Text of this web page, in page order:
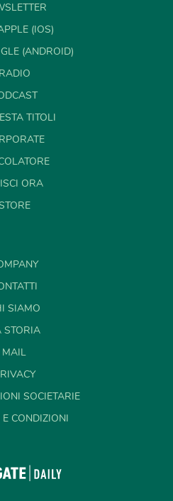
(IOS)
(ANDROID)
RADIO
TITOLI
ORA
SIAMO
STORIA
MAIL
SOCIETARIE
CONDIZIONI